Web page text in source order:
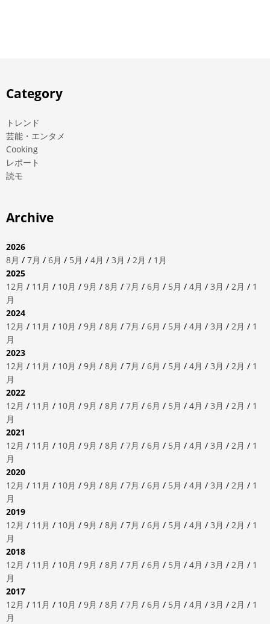
Category
トレンド
芸能・エンタメ
Cooking
レポート
読モ
Archive
2026
8月 / 7月 / 6月 / 5月 / 4月 / 3月 / 2月 / 1月
2025
12月 / 11月 / 10月 / 9月 / 8月 / 7月 / 6月 / 5月 / 4月 / 3月 / 2月 / 1
月
2024
12月 / 11月 / 10月 / 9月 / 8月 / 7月 / 6月 / 5月 / 4月 / 3月 / 2月 / 1
月
2023
12月 / 11月 / 10月 / 9月 / 8月 / 7月 / 6月 / 5月 / 4月 / 3月 / 2月 / 1
月
2022
12月 / 11月 / 10月 / 9月 / 8月 / 7月 / 6月 / 5月 / 4月 / 3月 / 2月 / 1
月
2021
12月 / 11月 / 10月 / 9月 / 8月 / 7月 / 6月 / 5月 / 4月 / 3月 / 2月 / 1
月
2020
12月 / 11月 / 10月 / 9月 / 8月 / 7月 / 6月 / 5月 / 4月 / 3月 / 2月 / 1
月
2019
12月 / 11月 / 10月 / 9月 / 8月 / 7月 / 6月 / 5月 / 4月 / 3月 / 2月 / 1
月
2018
12月 / 11月 / 10月 / 9月 / 8月 / 7月 / 6月 / 5月 / 4月 / 3月 / 2月 / 1
月
2017
12月 / 11月 / 10月 / 9月 / 8月 / 7月 / 6月 / 5月 / 4月 / 3月 / 2月 / 1
月